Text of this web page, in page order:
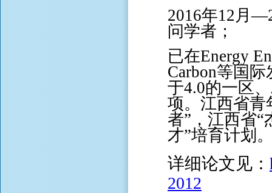
2016年12月
问学者；
已在Energy
Carbon等国
于4.0的一区
项。江西省青
者”，江西省“
才”培育计划
详细论文见：
2012